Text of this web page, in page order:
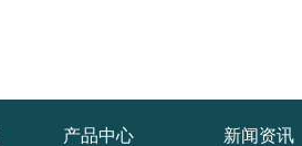
产品中心 新闻资讯